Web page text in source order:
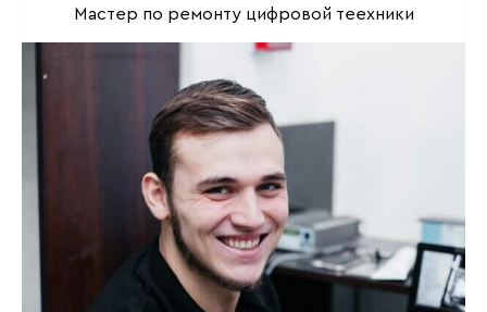
Мастер по ремонту цифровой теехники